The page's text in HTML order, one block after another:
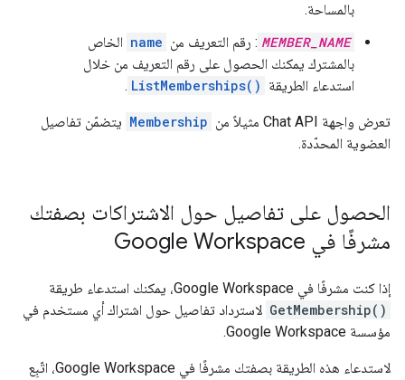
بالمساحة.
MEMBER_NAME : رقم التعريف من name الخاص
بالمشترك يمكنك الحصول على رقم التعريف من خلال
استدعاء الطريقة ListMemberships()
.
تعرض واجهة Chat API مثيلاً من Membership يتضمّن تفاصيل
العضوية المحدّدة.
الحصول على تفاصيل حول الاشتراكات بصفتك
مشرفًا في Google Workspace
إذا كنت مشرفًا في Google Workspace، يمكنك استدعاء طريقة
GetMembership() لاسترداد تفاصيل حول اشتراك أي مستخدم في
مؤسسة Google Workspace.
لاستدعاء هذه الطريقة بصفتك مشرفًا في Google Workspace، اتّبِع